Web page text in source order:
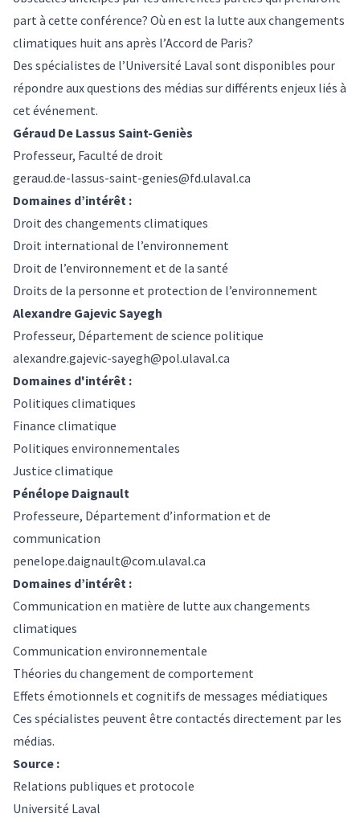
part à cette conférence? Où en est la lutte aux changements
climatiques huit ans après l’Accord de Paris?
Des spécialistes de l’Université Laval sont disponibles pour
répondre aux questions des médias sur différents enjeux liés à
cet événement.
Géraud De Lassus Saint-Geniès
Professeur, Faculté de droit
geraud.de-lassus-saint-genies@fd.ulaval.ca
Domaines d’intérêt :
Droit des changements climatiques
Droit international de l’environnement
Droit de l’environnement et de la santé
Droits de la personne et protection de l’environnement
Alexandre Gajevic Sayegh
Professeur, Département de science politique
alexandre.gajevic-sayegh@pol.ulaval.ca
Domaines d'intérêt :
Politiques climatiques
Finance climatique
Politiques environnementales
Justice climatique
Pénélope Daignault
Professeure, Département d’information et de
communication
penelope.daignault@com.ulaval.ca
Domaines d’intérêt :
Communication en matière de lutte aux changements
climatiques
Communication environnementale
Théories du changement de comportement
Effets émotionnels et cognitifs de messages médiatiques
Ces spécialistes peuvent être contactés directement par les
médias.
Source :
Relations publiques et protocole
Université Laval